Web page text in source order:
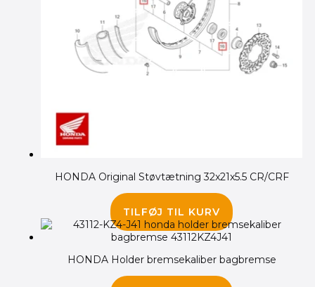
HONDA Original Støvtætning 32x21x5.5 CR/CRF
TILFØJ TIL KURV
HONDA Holder bremsekaliber bagbremse